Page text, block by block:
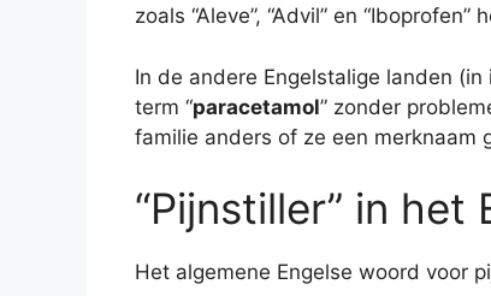
zoals “Aleve”, “Advil” en
In de andere Engelstalige landen
term “paracetamol” zonder
familie anders of ze een merknaam
“Pijnstiller” in het
Het algemene Engelse woord voor